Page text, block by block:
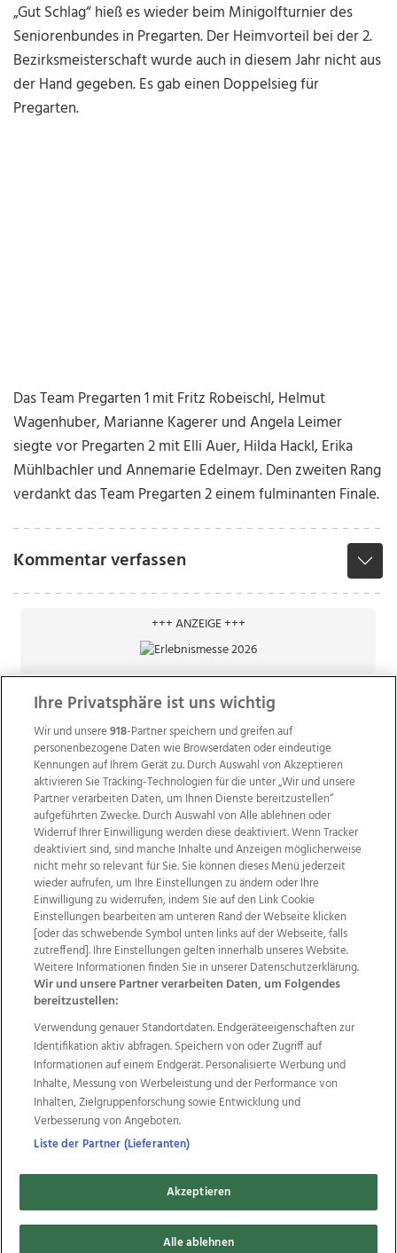
„Gut Schlag“ hieß es wieder beim Minigolfturnier des
Seniorenbundes in Pregarten. Der Heimvorteil bei der 2.
Bezirksmeisterschaft wurde auch in diesem Jahr nicht aus
der Hand gegeben. Es gab einen Doppelsieg für
Pregarten.
Das Team Pregarten 1 mit Fritz Robeischl, Helmut
Wagenhuber, Marianne Kagerer und Angela Leimer
siegte vor Pregarten 2 mit Elli Auer, Hilda Hackl, Erika
Mühlbachler und Annemarie Edelmayr. Den zweiten Rang
verdankt das Team Pregarten 2 einem fulminanten Finale.
Kommentar verfassen
+++ ANZEIGE +++
Wir über uns Mediadaten Kontakt
Jobs
Datenschutz
Impressum
AGB Anzeigekunden
AGB Website
Ehrenkodex Politische Werbung
Weitere Angebote des Medienhauses Wimmer
TV1 di-mog-i.at OÖNow
Ischler Woche
Life Radio
OÖNachrichten
OÖN Immobilien
OÖN Karriere
OÖN Reise
Promenaden Galerien
Regionaljobs
wasistlos.at wirtrauern.at
Copyrights © 2026 Tips Zeitungs GmbH & Co KG
developed by
Ihre Privatsphäre ist uns wichtig
Wir und unsere918-Partner speichern und greifen auf
personenbezogene Daten wie Browserdaten oder eindeutige
Kennungen auf Ihrem Gerät zu. Durch Auswahl von Akzeptieren
aktivieren Sie Tracking-Technologien für die unter „Wir und unsere
Partner verarbeiten Daten, um Ihnen Dienste bereitzustellen“
aufgeführten Zwecke. Durch Auswahl von Alle ablehnen oder
Widerruf Ihrer Einwilligung werden diese deaktiviert. Wenn Tracker
deaktiviert sind, sind manche Inhalte und Anzeigen möglicherweise
nicht mehr so relevant für Sie. Sie können dieses Menü jederzeit
wieder aufrufen, um Ihre Einstellungen zu ändern oder Ihre
Einwilligung zu widerrufen, indem Sie auf den Link Cookie
Einstellungen bearbeiten am unteren Rand der Webseite klicken
[oder das schwebende Symbol unten links auf der Webseite, falls
zutreffend]. Ihre Einstellungen gelten innerhalb unseres Website.
Weitere Informationen finden Sie in unserer Datenschutzerklärung.
Wir und unsere Partner verarbeiten Daten, um Folgendes
bereitzustellen:
Verwendung genauer Standortdaten. Endgeräteeigenschaften zur
Identifikation aktiv abfragen. Speichern von oder Zugriff auf
Informationen auf einem Endgerät. Personalisierte Werbung und
Inhalte, Messung von Werbeleistung und der Performance von
Inhalten, Zielgruppenforschung sowie Entwicklung und
Verbesserung von Angeboten.
Liste der Partner (Lieferanten)
Akzeptieren
Alle ablehnen